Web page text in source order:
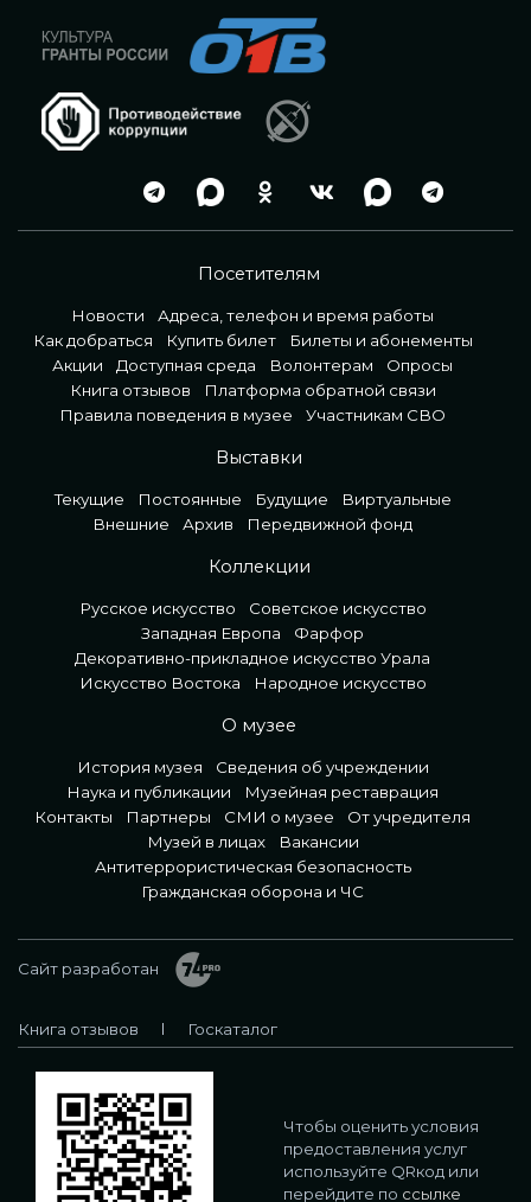
Посетителям
Новости
Адреса, телефон и время работы
Как добраться
Купить билет
Билеты и абонементы
Акции
Доступная среда Волонтерам
Опросы
Книга отзывов
Платформа обратной связи
Правила поведения в музее
Участникам СВО
Выставки
Текущие Постоянные Будущие
Виртуальные
Внешние
Архив Передвижной фонд
Коллекции
Русское искусство
Советское искусство
Западная Европа
Фарфор
Декоративно-прикладное искусство Урала
Искусство Востока
Народное искусство
О музее
История музея
Сведения об учреждении
Наука и публикации
Музейная реставрация
Контакты
Партнеры СМИ о музее
От учредителя
Музей в лицах
Вакансии
Антитеррористическая безопасность
Гражданская оборона и ЧС
Сайт разработан
Книга отзывов Госкаталог
Чтобы оценить условия
предоставления услуг
используйте QRкод или
перейдите по ссылке